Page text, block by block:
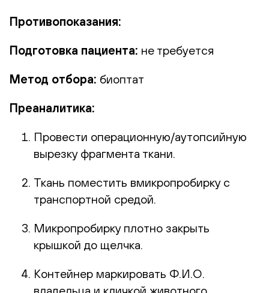
Противопоказания:
Подготовка пациента: не требуется
Метод отбора: биоптат
Преаналитика:
Провести операционную/аутопсийную
вырезку фрагмента ткани.
Ткань поместить вмикропробирку с
транспортной средой.
Микропробирку плотно закрыть
крышкой до щелчка.
Контейнер маркировать Ф.И.О.
владельца и кличкой животного.